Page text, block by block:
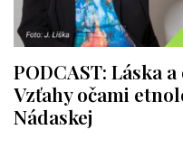
PODCAST: Láska
Vzťahy očami
Nádaskej